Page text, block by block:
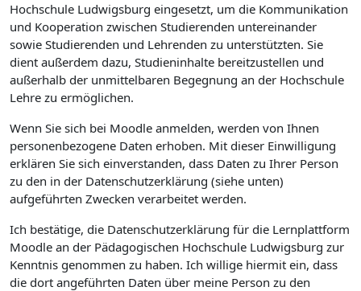
Hochschule Ludwigsburg eingesetzt, um die Kommunikation
und Kooperation zwischen Studierenden untereinander
sowie Studierenden und Lehrenden zu unterstützten. Sie
dient außerdem dazu, Studieninhalte bereitzustellen und
außerhalb der unmittelbaren Begegnung an der Hochschule
Lehre zu ermöglichen.
Wenn Sie sich bei Moodle anmelden, werden von Ihnen
personenbezogene Daten erhoben. Mit dieser Einwilligung
erklären Sie sich einverstanden, dass Daten zu Ihrer Person
zu den in der Datenschutzerklärung (siehe unten)
aufgeführten Zwecken verarbeitet werden.
Ich bestätige, die Datenschutzerklärung für die Lernplattform
Moodle an der Pädagogischen Hochschule Ludwigsburg zur
Kenntnis genommen zu haben. Ich willige hiermit ein, dass
die dort angeführten Daten über meine Person zu den